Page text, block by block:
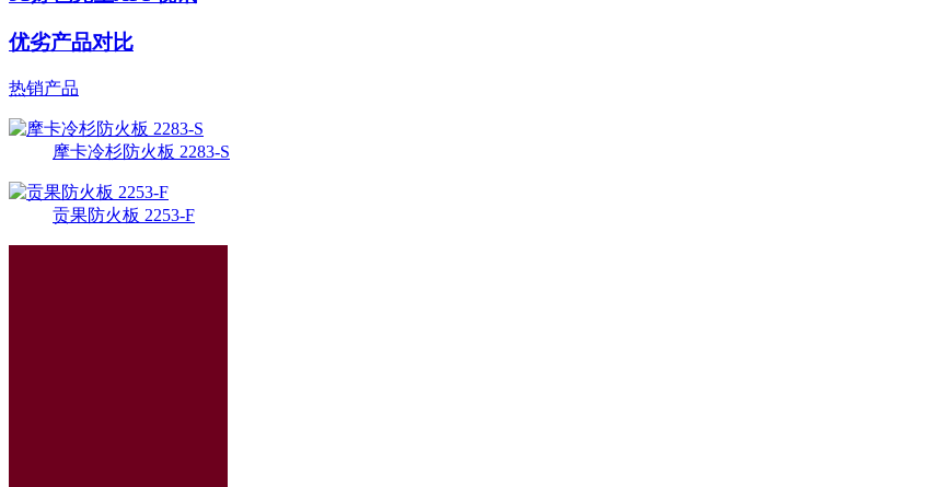
优劣产品对比
热销产品
摩卡冷杉防火板 2283-S
贡果防火板 2253-F